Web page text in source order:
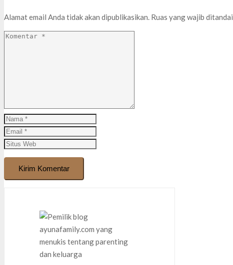
Alamat email Anda tidak akan dipublikasikan. Ruas yang wajib ditandai
Kirim Komentar